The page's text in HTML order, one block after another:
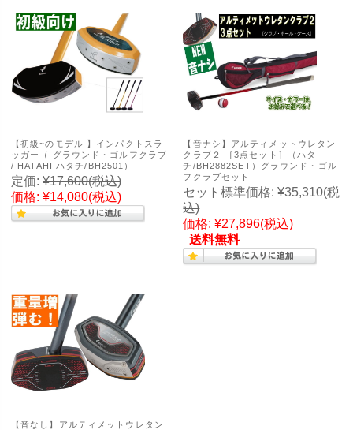
【初級~のモデル 】インパクトスラ
ッガー（ グラウンド・ゴルフクラブ
/ HATAHI ハタチ/BH2501）
定価: ¥17,600(税込)
価格: ¥14,080(税込)
【音ナシ】アルティメットウレタン
クラブ２ ［3点セット］（ハタ
チ/BH2882SET）グラウンド・ゴル
フクラブセット
セット標準価格: ¥35,310(税
込)
価格: ¥27,896(税込)
送料無料
【音なし】アルティメットウレタン